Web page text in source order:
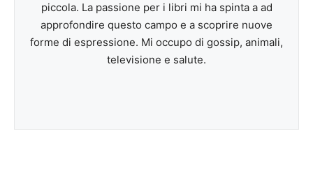
piccola. La passione per i libri mi ha spinta a ad
approfondire questo campo e a scoprire nuove
forme di espressione. Mi occupo di gossip, animali,
televisione e salute.